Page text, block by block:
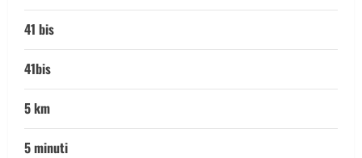
41 bis
41bis
5 km
5 minuti